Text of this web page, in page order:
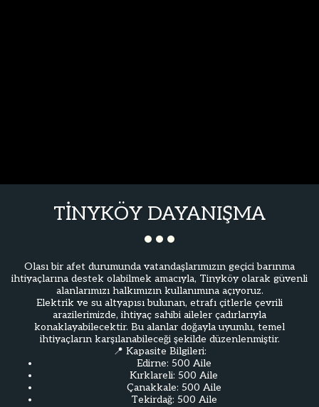
TINYKÖY DAYANIŞMA
Olası bir afet durumunda vatandaşlarımızın geçici barınma
ihtiyaçlarına destek olabilmek amacıyla, Tinyköy olarak güvenli
alanlarımızı halkımızın kullanımına açıyoruz.
Elektrik ve su altyapısı bulunan, etrafı çitlerle çevrili
arazilerimizde, ihtiyaç sahibi aileler çadırlarıyla
konaklayabilecektir. Bu alanlar doğayla uyumlu, temel
ihtiyaçların karşılanabileceği şekilde düzenlenmiştir.
📍 Kapasite Bilgileri:
Edirne: 500 Aile
Kırklareli: 500 Aile
Çanakkale: 500 Aile
Tekirdağ: 500 Aile